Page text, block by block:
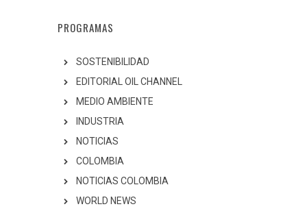
PROGRAMAS
SOSTENIBILIDAD
EDITORIAL OIL CHANNEL
MEDIO AMBIENTE
INDUSTRIA
NOTICIAS
COLOMBIA
NOTICIAS COLOMBIA
WORLD NEWS